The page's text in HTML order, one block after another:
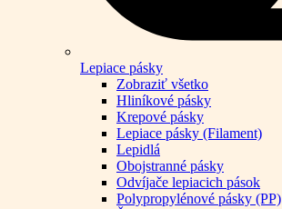
Lepiace pásky
Zobraziť všetko
Hliníkové pásky
Krepové pásky
Lepiace pásky (Filament)
Lepidlá
Obojstranné pásky
Odvíjače lepiacich pások
Polypropylénové pásky (PP)